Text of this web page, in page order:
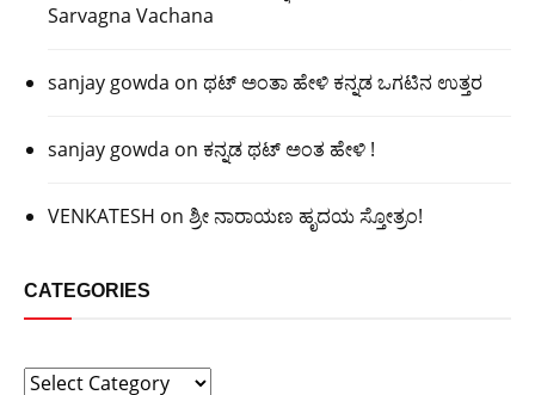
Sarvagna Vachana
sanjay gowda on ಥಟ್ ಅಂತಾ ಹೇಳಿ ಕನ್ನಡ ಒಗಟಿನ ಉತ್ತರ
sanjay gowda on ಕನ್ನಡ ಥಟ್ ಅಂತ ಹೇಳಿ !
VENKATESH on ಶ್ರೀ ನಾರಾಯಣ ಹೃದಯ ಸ್ತೋತ್ರಂ!
CATEGORIES
Categories